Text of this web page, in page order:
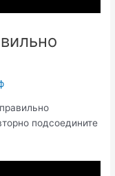
подсоедините